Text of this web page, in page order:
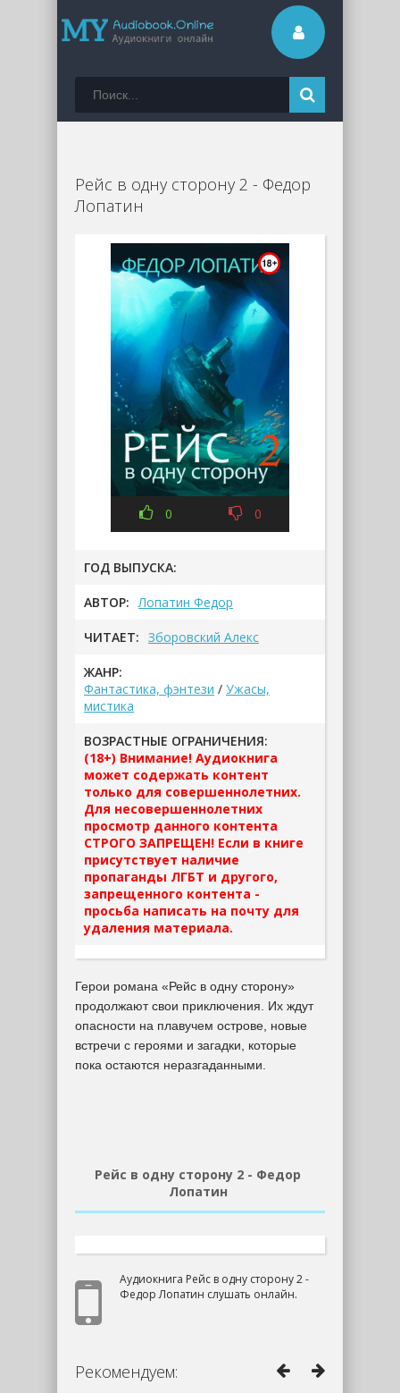
Рейс в одну сторону 2 - Федор
Лопатин
0 0
ГОД ВЫПУСКА:
АВТОР: Лопатин Федор
ЧИТАЕТ: Зборовский Алекс
ЖАНР:
Фантастика, фэнтези / Ужасы,
мистика
ВОЗРАСТНЫЕ ОГРАНИЧЕНИЯ:
(18+) Внимание! Аудиокнига
может содержать контент
только для совершеннолетних.
Для несовершеннолетних
просмотр данного контента
СТРОГО ЗАПРЕЩЕН! Если в книге
присутствует наличие
пропаганды ЛГБТ и другого,
запрещенного контента -
просьба написать на почту для
удаления материала.
Герои романа «Рейс в одну сторону»
продолжают свои приключения. Их ждут
опасности на плавучем острове, новые
встречи с героями и загадки, которые
пока остаются неразгаданными.
Рейс в одну сторону 2 - Федор
Лопатин
Аудиокнига Рейс в одну сторону 2 -
Федор Лопатин слушать онлайн.
Рекомендуем: